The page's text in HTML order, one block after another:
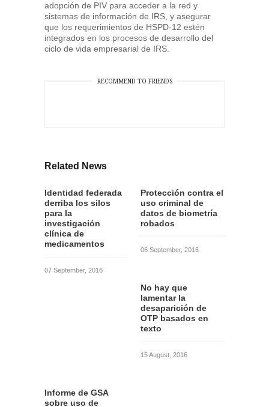
adopción de PIV para acceder a la red y
sistemas de información de IRS, y asegurar
que los requerimientos de HSPD-12 estén
integrados en los procesos de desarrollo del
ciclo de vida empresarial de IRS.
RECOMMEND TO FRIENDS
Related News
Identidad federada
derriba los silos
para la
investigación
clínica de
medicamentos
07 September, 2016
Protección contra el
uso criminal de
datos de biometría
robados
06 September, 2016
No hay que
lamentar la
desaparición de
OTP basados en
texto
15 August, 2016
Informe de GSA
sobre uso de